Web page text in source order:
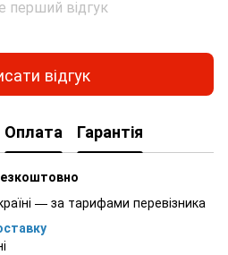
перший відгук
відгук
Оплата Гарантія
— за тарифами перевізника